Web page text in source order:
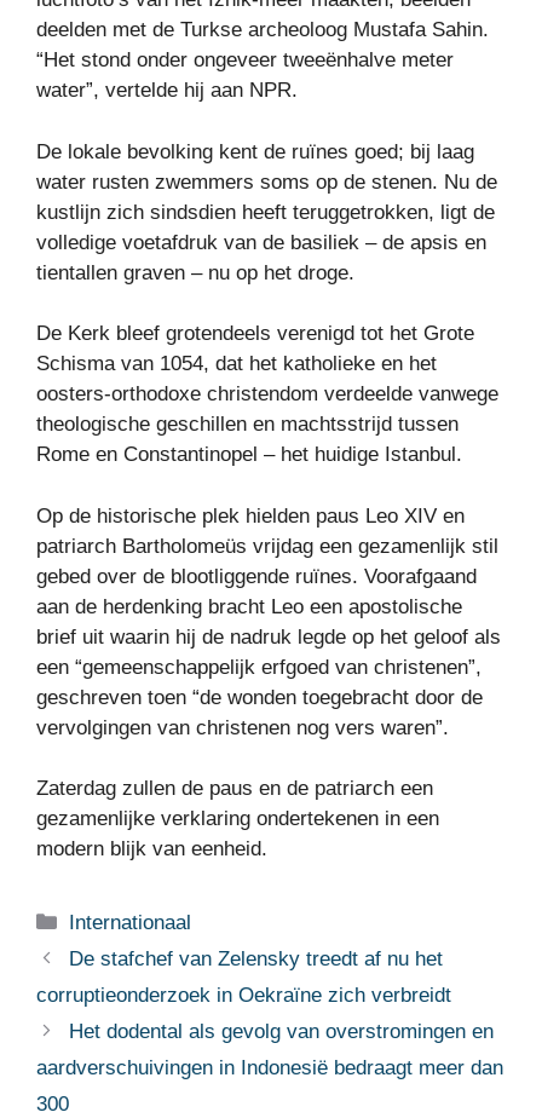
deelden met de Turkse archeoloog Mustafa Sahin.
“Het stond onder ongeveer tweeënhalve meter
water”, vertelde hij aan NPR.
De lokale bevolking kent de ruïnes goed; bij laag
water rusten zwemmers soms op de stenen. Nu de
kustlijn zich sindsdien heeft teruggetrokken, ligt de
volledige voetafdruk van de basiliek – de apsis en
tientallen graven – nu op het droge.
De Kerk bleef grotendeels verenigd tot het Grote
Schisma van 1054, dat het katholieke en het
oosters-orthodoxe christendom verdeelde vanwege
theologische geschillen en machtsstrijd tussen
Rome en Constantinopel – het huidige Istanbul.
Op de historische plek hielden paus Leo XIV en
patriarch Bartholomeüs vrijdag een gezamenlijk stil
gebed over de blootliggende ruïnes. Voorafgaand
aan de herdenking bracht Leo een apostolische
brief uit waarin hij de nadruk legde op het geloof als
een “gemeenschappelijk erfgoed van christenen”,
geschreven toen “de wonden toegebracht door de
vervolgingen van christenen nog vers waren”.
Zaterdag zullen de paus en de patriarch een
gezamenlijke verklaring ondertekenen in een
modern blijk van eenheid.
Categorieën
Internationaal
De stafchef van Zelensky treedt af nu het
corruptieonderzoek in Oekraïne zich verbreidt
Het dodental als gevolg van overstromingen en
aardverschuivingen in Indonesië bedraagt ​​meer dan
300